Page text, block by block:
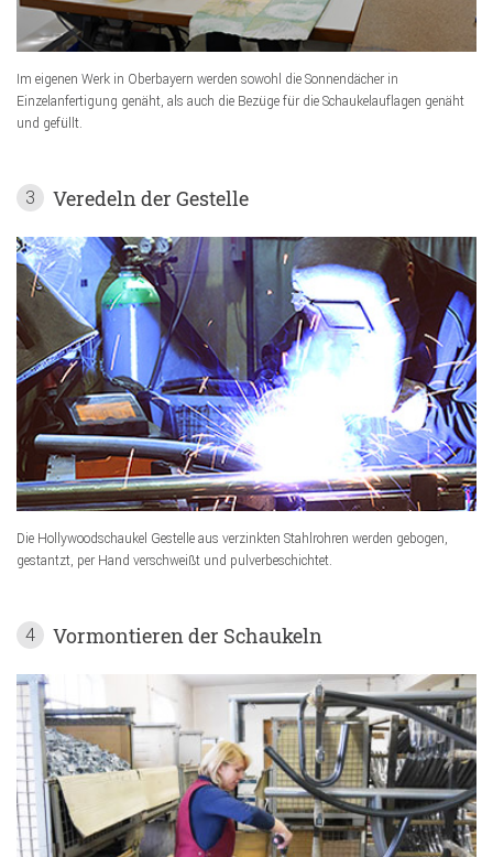
Im eigenen Werk in Oberbayern werden sowohl die Sonnendächer in
Einzelanfertigung genäht, als auch die Bezüge für die Schaukelauflagen genäht
und gefüllt.
3 Veredeln der Gestelle
Die Hollywoodschaukel Gestelle aus verzinkten Stahlrohren werden gebogen,
gestantzt, per Hand verschweißt und pulverbeschichtet.
4 Vormontieren der Schaukeln